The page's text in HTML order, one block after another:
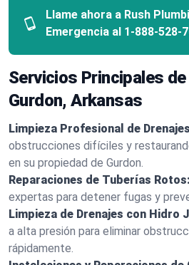
Llame ahora a Rush
Emergencia al 1-888-528-
Servicios Principales
Gurdon, Arkansas
Limpieza Profesional de
obstrucciones difíciles y
en su propiedad de Gurdon.
Reparaciones de Tuberías Rotos:
expertas para detener fugas y
Limpieza de Drenajes con Hidro
a alta presión para eliminar
rápidamente.